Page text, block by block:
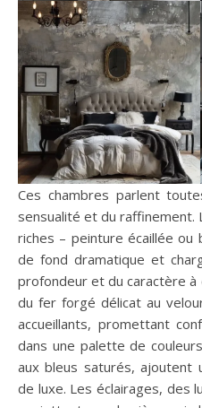
Ces chambres parlent
sensualité et du raffinement.
riches – peinture écaillée
de fond dramatique et
profondeur et du caractère à
du fer forgé délicat au
accueillants, promettant
dans une palette de
aux bleus saturés, ajoutent
de luxe. Les éclairages, des